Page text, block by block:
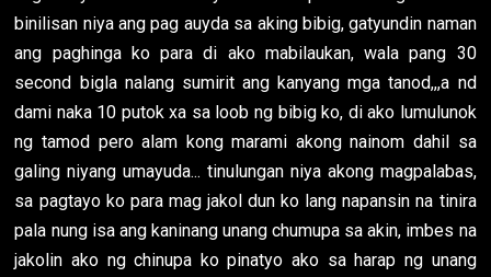
binilisan niya ang pag auyda sa aking bibig, gatyundin naman
ang paghinga ko para di ako mabilaukan, wala pang 30
second bigla nalang sumirit ang kanyang mga tanod,,,a nd
dami naka 10 putok xa sa loob ng bibig ko, di ako lumulunok
ng tamod pero alam kong marami akong nainom dahil sa
galing niyang umayuda... tinulungan niya akong magpalabas,
sa pagtayo ko para mag jakol dun ko lang napansin na tinira
pala nung isa ang kaninang unang chumupa sa akin, imbes na
jakolin ako ng chinupa ko pinatyo ako sa harap ng unang